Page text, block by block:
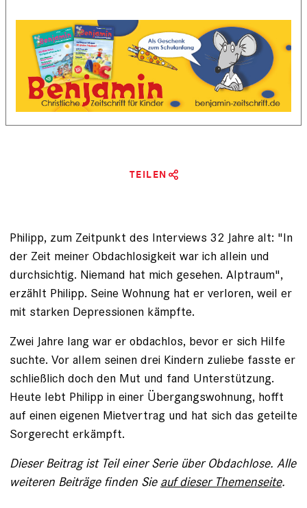
TEILEN
Philipp, zum Zeitpunkt des Interviews 32 Jahre alt: "In
der Zeit meiner Obdachlosigkeit war ich allein und
durchsichtig. Niemand hat mich gesehen. Alptraum",
erzählt Philipp. Seine Wohnung hat er verloren, weil er
mit starken Depressionen kämpfte.
Zwei Jahre lang war er obdachlos, bevor er sich Hilfe
suchte. Vor allem seinen drei Kindern zuliebe fasste er
schließlich doch den Mut und fand Unterstützung.
Heute lebt Philipp in einer Übergangswohnung, hofft
auf einen eigenen Mietvertrag und hat sich das geteilte
Sorgerecht erkämpft.
Dieser Beitrag ist Teil einer Serie über Obdachlose. Alle
weiteren Beiträge finden Sie auf dieser Themenseite.